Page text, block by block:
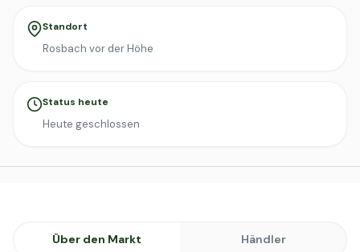
Standort
Rosbach vor der Höhe
Status heute
Heute geschlossen
Über den Markt Händler